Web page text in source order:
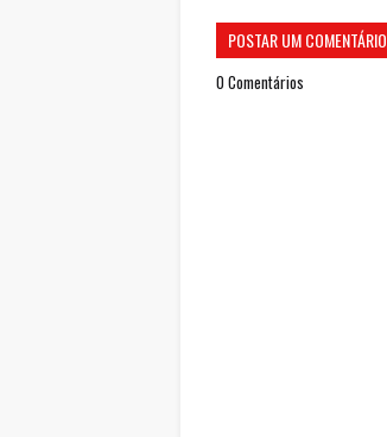
POSTAR UM COMENTÁRIO
0 Comentários